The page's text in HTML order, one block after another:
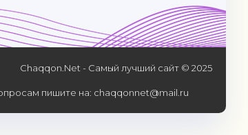
Chaqqon.Net - Самый лучший сайт © 2025
пишите на: chaqqonnet@mail.ru